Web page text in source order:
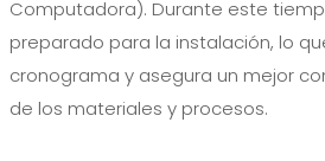
Computadora). Durante este
preparado para la instalación, lo
cronograma y asegura un mejor
de los materiales y procesos.